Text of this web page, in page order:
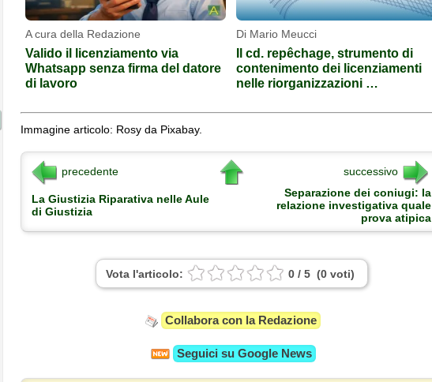
A cura della Redazione
Valido il licenziamento via
Whatsapp senza firma del datore
di lavoro
Di Mario Meucci
Il cd. repêchage, strumento di
contenimento dei licenziamenti
nelle riorganizzazioni …
Immagine articolo: Rosy da Pixabay.
precedente successivo
La Giustizia Riparativa nelle Aule
di Giustizia
Separazione dei coniugi: la
relazione investigativa quale
prova atipica
Vota l'articolo: 0/ 5 (0 voti)
Collabora con la Redazione
Seguici su Google News